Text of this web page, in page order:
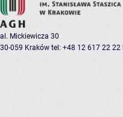
al. Mickiewicza 30
30-059 Kraków tel: +48 12 617 22 22